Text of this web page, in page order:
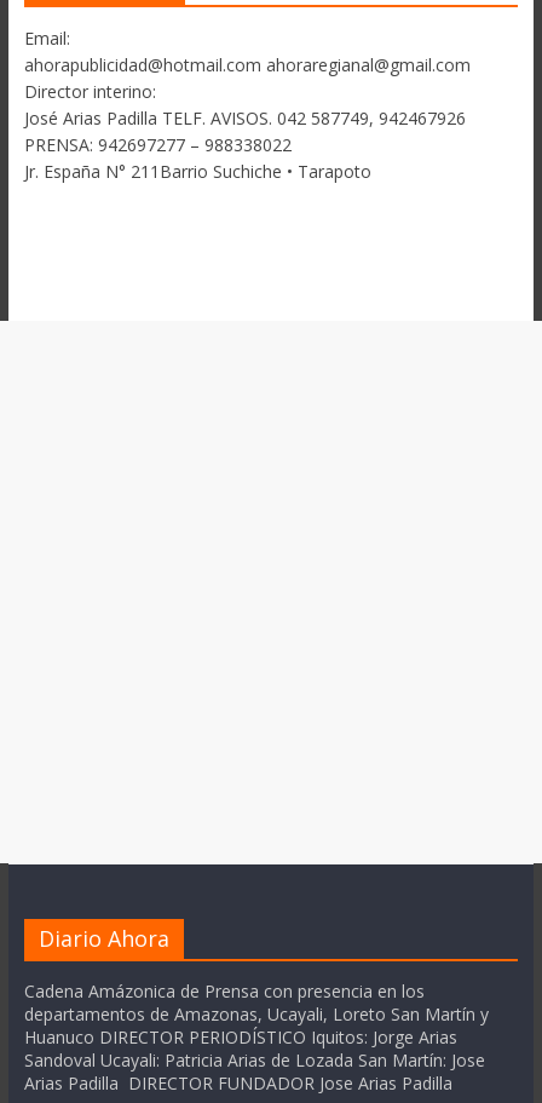
Email:
ahorapublicidad@hotmail.com ahoraregianal@gmail.com
Director interino:
José Arias Padilla TELF. AVISOS. 042 587749, 942467926
PRENSA: 942697277 – 988338022
Jr. España N° 211Barrio Suchiche • Tarapoto
Diario Ahora
Cadena Amázonica de Prensa con presencia en los
departamentos de Amazonas, Ucayali, Loreto San Martín y
Huanuco DIRECTOR PERIODÍSTICO Iquitos: Jorge Arias
Sandoval Ucayali: Patricia Arias de Lozada San Martín: Jose
Arias Padilla DIRECTOR FUNDADOR Jose Arias Padilla